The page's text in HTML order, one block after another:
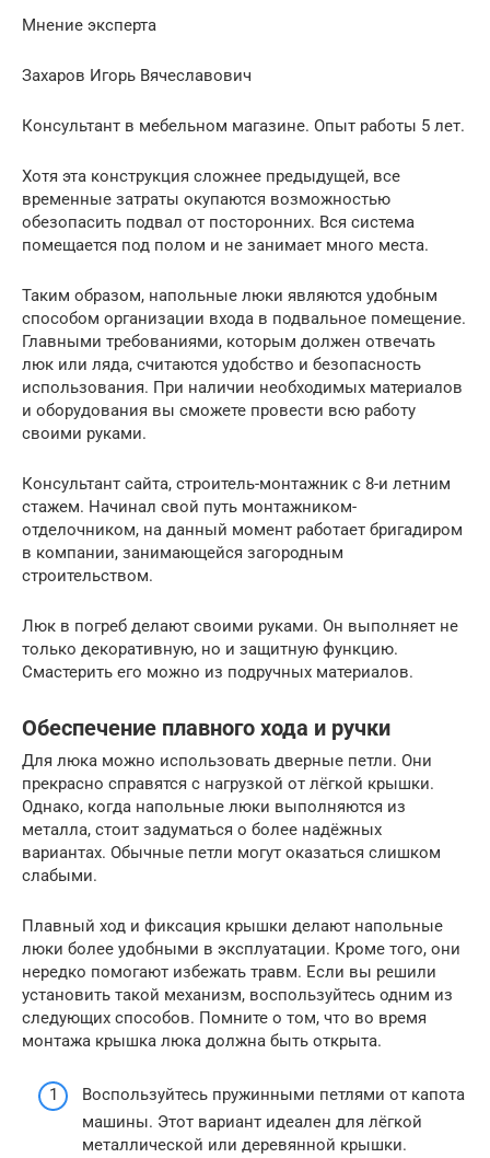
Мнение эксперта
Захаров Игорь Вячеславович
Консультант в мебельном магазине. Опыт работы 5 лет.
Хотя эта конструкция сложнее предыдущей, все
временные затраты окупаются возможностью
обезопасить подвал от посторонних. Вся система
помещается под полом и не занимает много места.
Таким образом, напольные люки являются удобным
способом организации входа в подвальное помещение.
Главными требованиями, которым должен отвечать
люк или ляда, считаются удобство и безопасность
использования. При наличии необходимых материалов
и оборудования вы сможете провести всю работу
своими руками.
Консультант сайта, строитель-монтажник с 8-и летним
стажем. Начинал свой путь монтажником-
отделочником, на данный момент работает бригадиром
в компании, занимающейся загородным
строительством.
Люк в погреб делают своими руками. Он выполняет не
только декоративную, но и защитную функцию.
Смастерить его можно из подручных материалов.
Обеспечение плавного хода и ручки
Для люка можно использовать дверные петли. Они
прекрасно справятся с нагрузкой от лёгкой крышки.
Однако, когда напольные люки выполняются из
металла, стоит задуматься о более надёжных
вариантах. Обычные петли могут оказаться слишком
слабыми.
Плавный ход и фиксация крышки делают напольные
люки более удобными в эксплуатации. Кроме того, они
нередко помогают избежать травм. Если вы решили
установить такой механизм, воспользуйтесь одним из
следующих способов. Помните о том, что во время
монтажа крышка люка должна быть открыта.
Воспользуйтесь пружинными петлями от капота
машины. Этот вариант идеален для лёгкой
металлической или деревянной крышки.